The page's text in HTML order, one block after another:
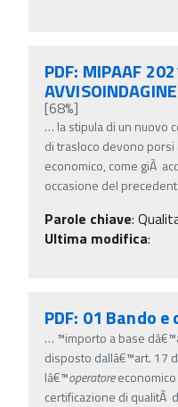
PDF: MIPAAF
[68%]
… la stipula di un nuovo
di trasloco devono porsi
economico, come giÃ
occasione del
Parole chiave:
Ultima modifica:
PDF: 01 Bando
… ™importo a base
disposto dallâ€™art. 17
lâ€™operatoreeconomico
certificazione di qualitÃ